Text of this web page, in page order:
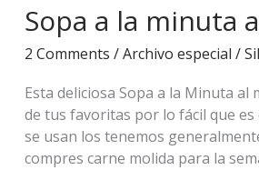
Sopa a la minuta
2 Comments /Archivo especial /
Esta deliciosa Sopa a la Minuta
de tus favoritas por lo fácil que
se usan los tenemos
compres carne molida para la
la
minuta
al
estilo
peruano